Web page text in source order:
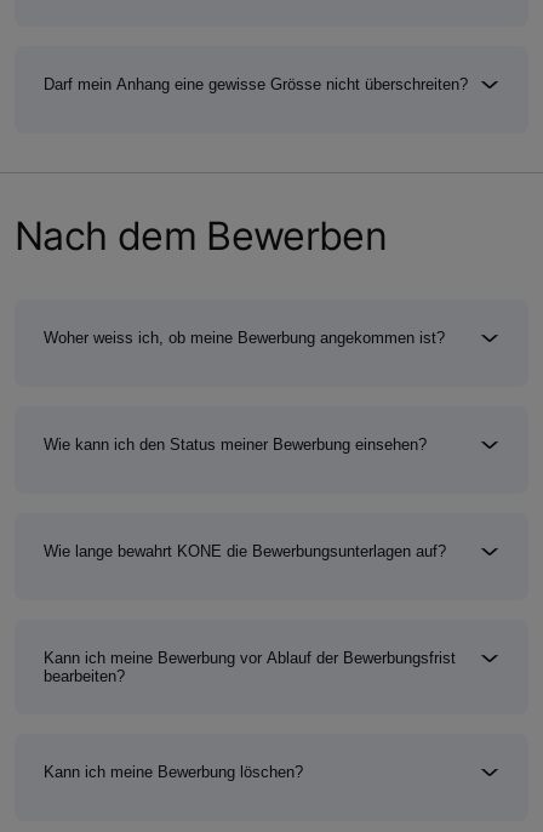
Darf mein Anhang eine gewisse Grösse nicht überschreiten?
Nach dem Bewerben
Woher weiss ich, ob meine Bewerbung angekommen ist?
Wie kann ich den Status meiner Bewerbung einsehen?
Wie lange bewahrt KONE die Bewerbungsunterlagen auf?
Kann ich meine Bewerbung vor Ablauf der Bewerbungsfrist
bearbeiten?
Kann ich meine Bewerbung löschen?